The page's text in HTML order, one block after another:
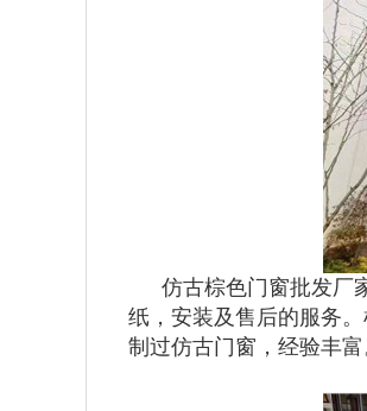
仿古棕色门窗批发厂
纸，安装及售后的服务
制过仿古门窗，经验丰富